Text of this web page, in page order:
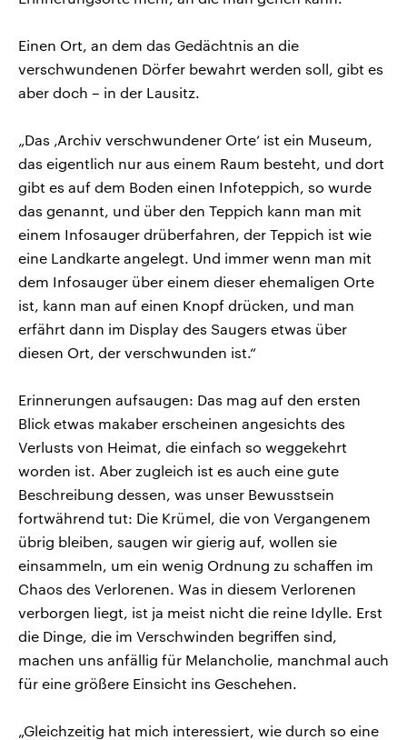
Einen Ort, an dem das Gedächtnis an die
verschwundenen Dörfer bewahrt werden soll, gibt es
aber doch – in der Lausitz.
„Das ‚Archiv verschwundener Orte‘ ist ein Museum,
das eigentlich nur aus einem Raum besteht, und dort
gibt es auf dem Boden einen Infoteppich, so wurde
das genannt, und über den Teppich kann man mit
einem Infosauger drüberfahren, der Teppich ist wie
eine Landkarte angelegt. Und immer wenn man mit
dem Infosauger über einem dieser ehemaligen Orte
ist, kann man auf einen Knopf drücken, und man
erfährt dann im Display des Saugers etwas über
diesen Ort, der verschwunden ist.“
Erinnerungen aufsaugen: Das mag auf den ersten
Blick etwas makaber erscheinen angesichts des
Verlusts von Heimat, die einfach so weggekehrt
worden ist. Aber zugleich ist es auch eine gute
Beschreibung dessen, was unser Bewusstsein
fortwährend tut: Die Krümel, die von Vergangenem
übrig bleiben, saugen wir gierig auf, wollen sie
einsammeln, um ein wenig Ordnung zu schaffen im
Chaos des Verlorenen. Was in diesem Verlorenen
verborgen liegt, ist ja meist nicht die reine Idylle. Erst
die Dinge, die im Verschwinden begriffen sind,
machen uns anfällig für Melancholie, manchmal auch
für eine größere Einsicht ins Geschehen.
„Gleichzeitig hat mich interessiert, wie durch so eine